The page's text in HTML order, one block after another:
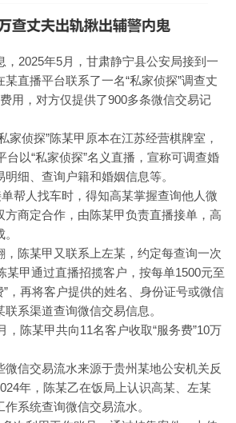
，2025年5月，甘肃静宁县公安局接到一
直播平台联系了一名“私家侦探”调查丈
用，对方仅提供了900多条微信交易记
家侦探”陈某甲原本在江苏经营棋牌室，
台以“私家侦探”名义直播，宣称可调查婚
细、查询户籍和婚姻信息等。
帮人找车时，得知高某掌握查询他人微
方商定合作，由陈某甲负责直播接单，高
，陈某甲又联系上左某，约定每查询一次
某甲通过直播招揽客户，按每单1500元至
”，再将客户提供的姓名、身份证号或微信
系渠道查询微信交易信息。
，陈某甲共向11名客户收取“服务费”10万
微信交易流水来源于贵州某地公安机关反
年，陈某乙在饭局上认识高某、左某
系统查询微信交易流水。